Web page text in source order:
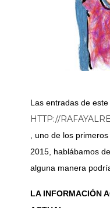
Las entradas de
HTTP://
, uno de los
2015, hablábamos
alguna manera
LA INFORMACIÓN